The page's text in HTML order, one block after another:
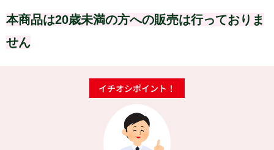
本商品は20歳未満の方への販売は行っておりま
せん
イチオシポイント！